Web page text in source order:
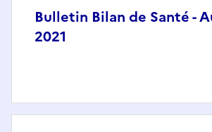
Bulletin Bilan de Santé -
2021